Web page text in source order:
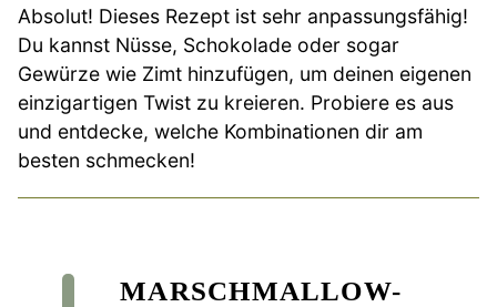
Absolut! Dieses Rezept ist sehr anpassungsfähig!
Du kannst Nüsse, Schokolade oder sogar
Gewürze wie Zimt hinzufügen, um deinen eigenen
einzigartigen Twist zu kreieren. Probiere es aus
und entdecke, welche Kombinationen dir am
besten schmecken!
MARSCHMALLOW-